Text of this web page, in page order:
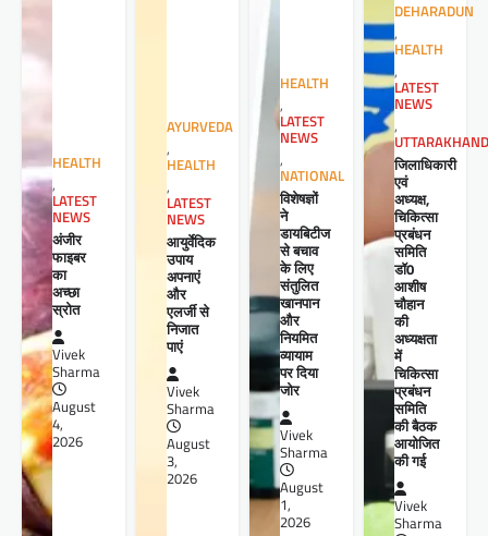
HEALTH
,
LATEST
NEWS
अंजीर
फाइबर
का
अच्छा
स्रोत
Vivek
Sharma
August
4,
2026
AYURVEDA
,
HEALTH
,
LATEST
NEWS
आयुर्वेदिक
उपाय
अपनाएं
और
एलर्जी से
निजात
पाएं
Vivek
Sharma
August
3,
2026
HEALTH
,
LATEST
NEWS
,
NATIONAL
विशेषज्ञों
ने
डायबिटीज
से बचाव
के लिए
संतुलित
खानपान
और
नियमित
व्यायाम
पर दिया
जोर
Vivek
Sharma
August
1,
2026
DEHARADUN
,
HEALTH
,
LATEST
NEWS
,
UTTARAKHAND
जिलाधिकारी
एवं
अध्यक्ष,
चिकित्सा
प्रबंधन
समिति
डॉ0
आशीष
चौहान
की
अध्यक्षता
में
चिकित्सा
प्रबंधन
समिति
की बैठक
आयोजित
की गई
Vivek
Sharma